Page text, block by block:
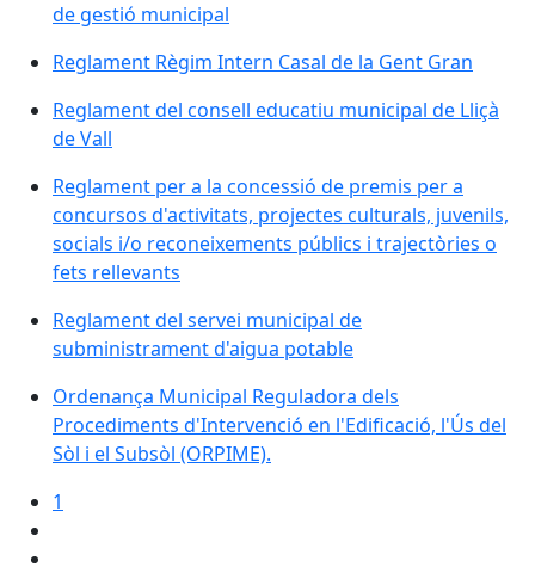
de gestió municipal
Reglament Règim Intern Casal de la Gent Gran
Reglament del consell educatiu municipal de Lliçà
de Vall
Reglament per a la concessió de premis per a
concursos d'activitats, projectes culturals, juvenils,
socials i/o reconeixements públics i trajectòries o
fets rellevants
Reglament del servei municipal de
subministrament d'aigua potable
Ordenança Municipal Reguladora dels
Procediments d'Intervenció en l'Edificació, l'Ús del
Sòl i el Subsòl (ORPIME).
1